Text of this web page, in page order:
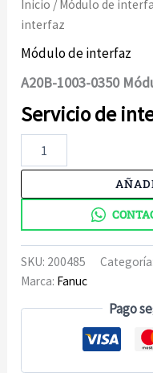
Inicio / Módulo de
interfaz
Módulo de interfaz
A20B-1003-0350
1003-
0350
SKU: 200485 Categoría:
Marca: Fanuc
Pago